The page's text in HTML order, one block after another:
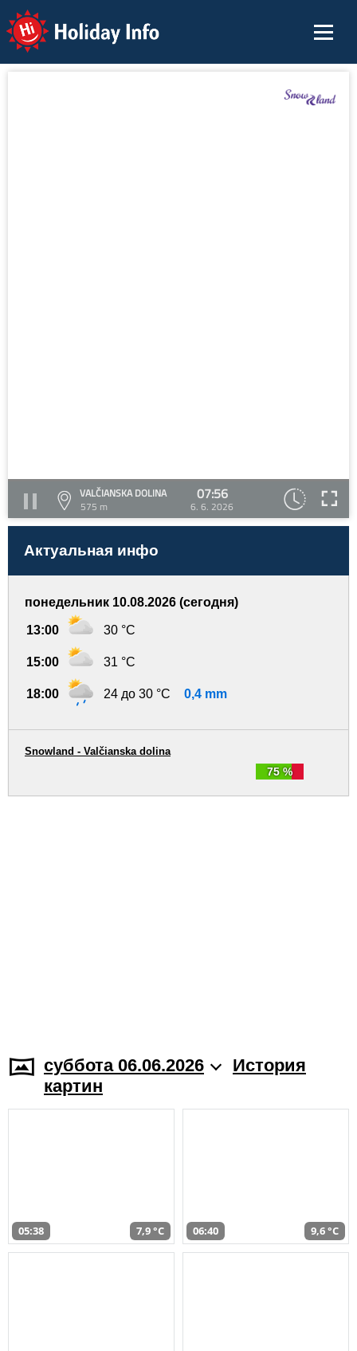
Holiday Info
VALČIANSKA DOLINA
575 m
07:56
6. 6. 2026
Актуальная инфо
понедельник 10.08.2026 (сегодня)
13:00 30 °C
15:00 31 °C
18:00 24 до 30 °C 0,4 mm
75 %
Snowland - Valčianska dolina
суббота 06.06.2026
История
картин
05:38 7,9 °C 06:40 9,6 °C